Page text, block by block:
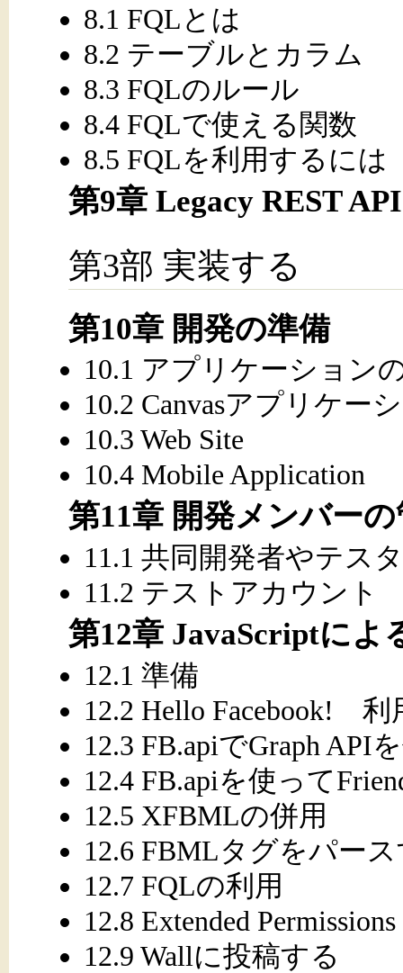
8.1 FQLとは
8.2 テーブルとカラム
8.3 FQLのルール
8.4 FQLで使える関数
8.5 FQLを利用するには
第9章 Legacy REST API
第3部 実装する
第10章 開発の準備
10.1 アプリケーション
10.2 Canvasアプリケー
10.3 Web Site
10.4 Mobile Application
第11章 開発メンバー
11.1 共同開発者やテス
11.2 テストアカウント
第12章 JavaScriptによ
12.1 準備
12.2 Hello Facebook!
12.3 FB.apiでGraph API
12.4 FB.apiを使って
12.5 XFBMLの併用
12.6 FBMLタグをパー
12.7 FQLの利用
12.8 Extended Permissions
12.9 Wallに投稿する